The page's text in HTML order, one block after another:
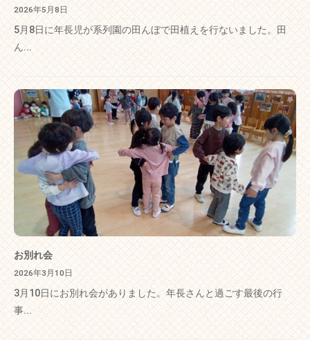
2026年5月8日
5月8日に年長児が系列園の田んぼで田植えを行ないました。田
ん...
お別れ会
2026年3月10日
3月10日にお別れ会がありました。年長さんと過ごす最後の行
事...